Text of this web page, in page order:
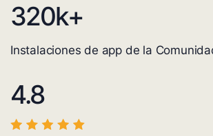
320k+
Instalaciones de app de la
4.8